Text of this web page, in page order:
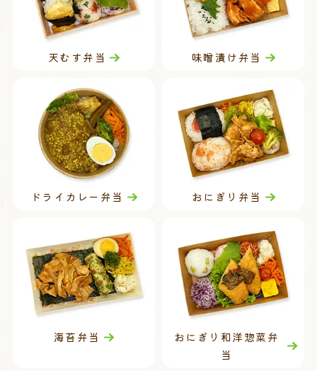
天むす弁当 味噌漬け弁当
ドライカレー弁当 おにぎり弁当
海苔弁当
おにぎり和洋惣菜弁
当